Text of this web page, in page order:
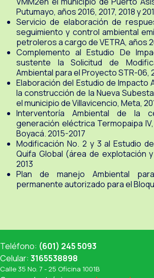
Putumayo, años 2016, 2017, 2018 y
Servicio de elaboración de
seguimiento y control ambiental
petroleros a cargo de VETRA, años
Complemento al Estudio De
sustente la Solicitud de
Ambiental para el Proyecto STR-06,
Elaboración del Estudio de Impacto
la construcción de la Nueva
el municipio de Villavicencio, Meta,
Interventoría Ambiental de la
generación eléctrica Termopaipa
Boyacá. 2015-2017
Modificación No. 2 y 3 al Estudio
Quifa Global (área de explotación
2013
Plan de manejo Ambiental
permanente autorizado para el
Teléfono: (601) 245 5093
Celular: 3165538898
Calle 35 No. 7 - 25 Oficina 1001B